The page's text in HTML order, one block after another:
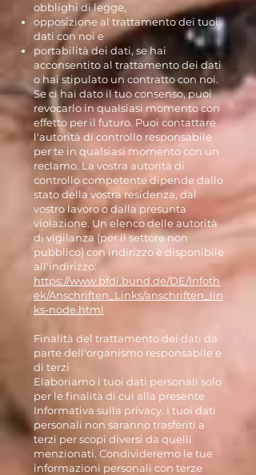
obblighi di legge,
opposizione al trattamento dei tuoi
dati con noi e
portabilità dei dati, se hai
acconsentito al trattamento dei dati
o hai stipulato un contratto con noi.
Se ci hai dato il tuo consenso, puoi
revocarlo in qualsiasi momento con
effetto per il futuro. Puoi contattare
l'autorità di controllo responsabile
per te in qualsiasi momento con un
reclamo. La vostra autorità di
controllo competente dipende dallo
stato della vostra residenza, dal
vostro lavoro o dalla presunta
violazione. Un elenco delle autorità
di vigilanza (per il settore non
pubblico) con indirizzo è disponibile
all'indirizzo:
https://www.bfdi.bund.de/DE/Infoth
ek/Anschriften_Links/anschriften_lin
ks-node.html
Finalità del trattamento dei dati da
parte dell'organismo responsabile e
di terzi
Elaboriamo i tuoi dati personali solo
per le finalità di cui alla presente
Informativa sulla privacy. I tuoi dati
personali non saranno trasferiti a
terzi per scopi diversi da quelli
menzionati. Condivideremo le tue
informazioni personali con terze